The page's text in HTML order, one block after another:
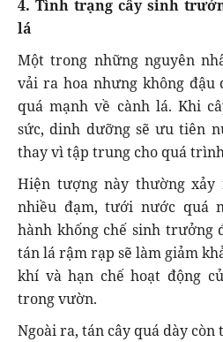
4. Tình trạng cây sinh
lá
Một trong những nguyên
vải ra hoa nhưng không
quá mạnh về cành lá. Khi
sức, dinh dưỡng sẽ ưu tiên
thay vì tập trung cho quá
Hiện tượng này thường
nhiều đạm, tưới nước quá
hành khống chế sinh trưởng
tán lá rậm rạp sẽ làm giảm
khí và hạn chế hoạt động
trong vườn.
Ngoài ra, tán cây quá dày còn